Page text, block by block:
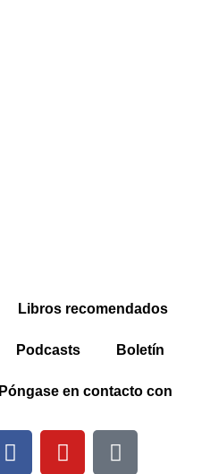
Libros recomendados
Podcasts Boletín
Póngase en contacto con